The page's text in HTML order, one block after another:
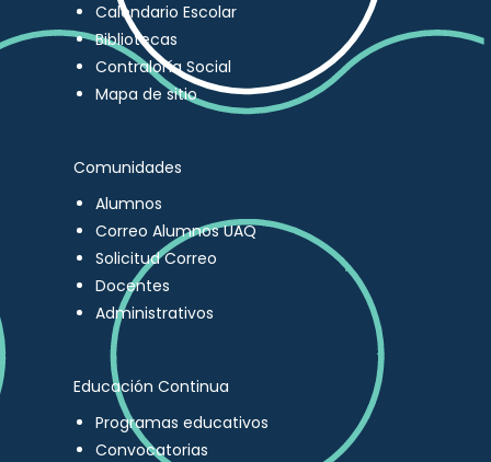
Calendario Escolar
Bibliotecas
Contraloría Social
Mapa de sitio
Comunidades
Alumnos
Correo Alumnos UAQ
Solicitud Correo
Docentes
Administrativos
Educación Continua
Programas educativos
Convocatorias